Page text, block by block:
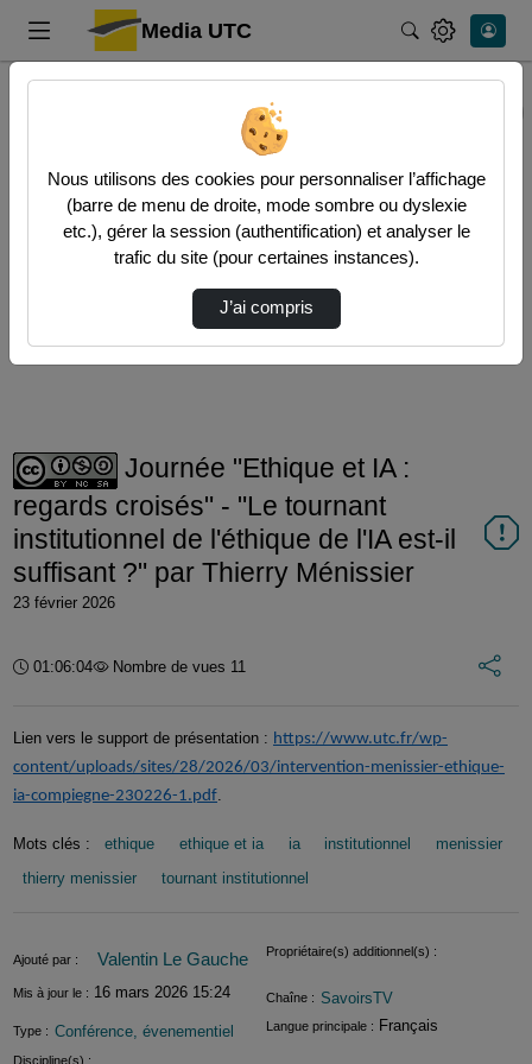
Media UTC Rechercher
Journée "Ethique et IA : regards croisés" - …
Lire
la
Journée "Ethique et IA :
regards croisés" - "Le tournant
institutionnel de l'éthique de l'IA est-il
suffisant ?" par Thierry Ménissier
23 février 2026
Durée :
01:06:04 Nombre de vues 11
Lien vers le support de présentation : https://www.utc.fr/wp-
content/uploads/sites/28/2026/03/intervention-menissier-ethique-
ia-compiegne-230226-1.pdf.
Mots clés : ethique ethique et ia ia institutionnel
menissier
thierry menissier
tournant institutionnel
Informations
Ajouté par : Valentin Le Gauche Propriétaire(s) additionnel(s) :
Mis à jour le : 16 mars 2026 15:24 Chaîne : SavoirsTV
Type : Conférence, évenementiel Langue principale : Français
Discipline(s) :
Nous utilisons des cookies pour personnaliser l’affichage
(barre de menu de droite, mode sombre ou dyslexie
etc.), gérer la session (authentification) et analyser le
trafic du site (pour certaines instances).
J’ai compris